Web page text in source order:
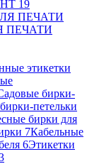
19
ПЕЧАТИ
бирки-
петельки
бирки для
7Кабельные
6Этикетки